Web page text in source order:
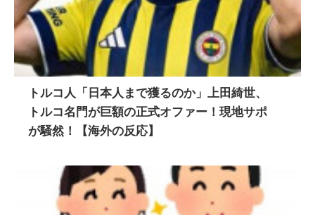
トルコ人「日本人まで獲るのか」上田綺世、
トルコ名門が巨額の正式オファー！現地サポ
が騒然！【海外の反応】